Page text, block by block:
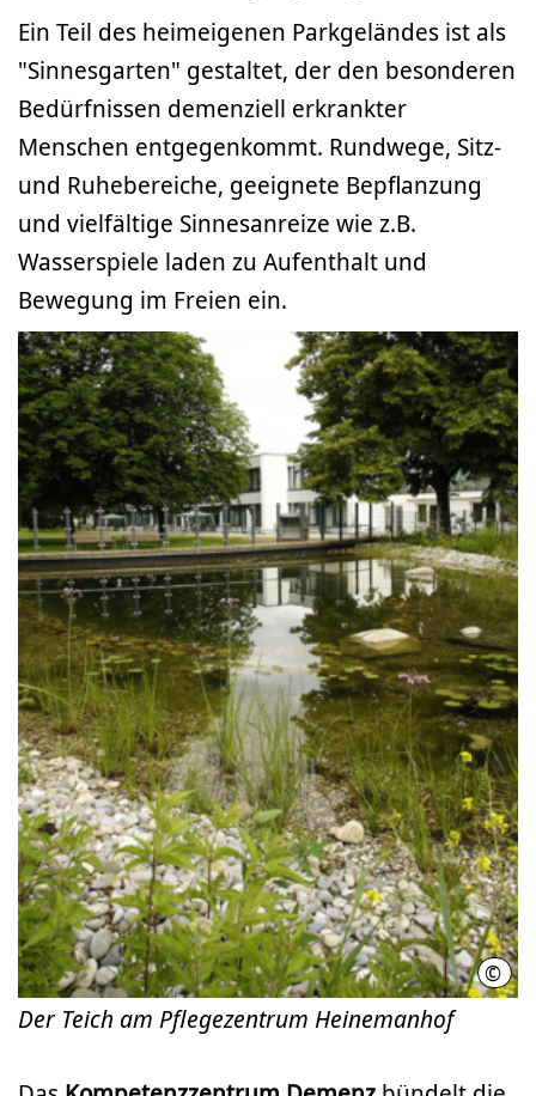
Ein Teil des heimeigenen Parkgeländes ist als
"Sinnesgarten" gestaltet, der den besonderen
Bedürfnissen demenziell erkrankter
Menschen entgegenkommt. Rundwege, Sitz-
und Ruhebereiche, geeignete Bepflanzung
und vielfältige Sinnesanreize wie z.B.
Wasserspiele laden zu Aufenthalt und
Bewegung im Freien ein.
© LHH
Der Teich am Pflegezentrum Heinemanhof